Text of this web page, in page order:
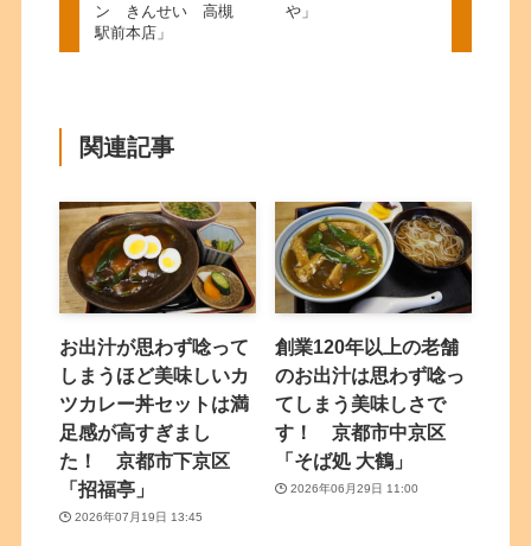
ン きんせい 高槻
駅前本店」
や」
関連記事
お出汁が思わず唸って
しまうほど美味しいカ
ツカレー丼セットは満
足感が高すぎまし
た！ 京都市下京区
「招福亭」
2026年07月19日 13:45
創業120年以上の老舗
のお出汁は思わず唸っ
てしまう美味しさで
す！ 京都市中京区
「そば処 大鶴」
2026年06月29日 11:00